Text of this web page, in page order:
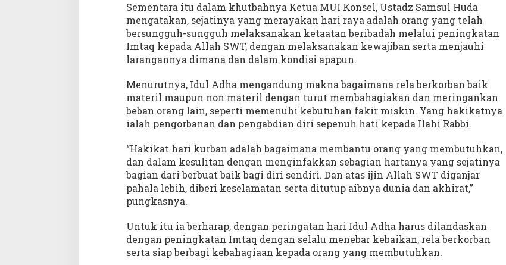
Sementara itu dalam khutbahnya Ketua MUI Konsel, Ustadz Samsul Huda
mengatakan, sejatinya yang merayakan hari raya adalah orang yang telah
bersungguh-sungguh melaksanakan ketaatan beribadah melalui peningkatan
Imtaq kepada Allah SWT, dengan melaksanakan kewajiban serta menjauhi
larangannya dimana dan dalam kondisi apapun.
Menurutnya, Idul Adha mengandung makna bagaimana rela berkorban baik
materil maupun non materil dengan turut membahagiakan dan meringankan
beban orang lain, seperti memenuhi kebutuhan fakir miskin. Yang hakikatnya
ialah pengorbanan dan pengabdian diri sepenuh hati kepada Ilahi Rabbi.
“Hakikat hari kurban adalah bagaimana membantu orang yang membutuhkan,
dan dalam kesulitan dengan menginfakkan sebagian hartanya yang sejatinya
bagian dari berbuat baik bagi diri sendiri. Dan atas ijin Allah SWT diganjar
pahala lebih, diberi keselamatan serta ditutup aibnya dunia dan akhirat,”
pungkasnya.
Untuk itu ia berharap, dengan peringatan hari Idul Adha harus dilandaskan
dengan peningkatan Imtaq dengan selalu menebar kebaikan, rela berkorban
serta siap berbagi kebahagiaan kepada orang yang membutuhkan.